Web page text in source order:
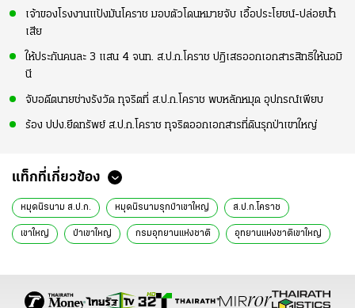
เจ้าของโรงงานแป้งมันโคราช มอบตัวโดนหมายจับ เอื้อประโยชน์-ปล่อยน้ำ
เสีย
ให้ประกันคนละ 3 แสน 4 จนท. ส.ป.ก.โคราช ปฏิเสธออกเอกสารสิทธิให้นอมิ
นี
จับอดีตนายช่างรังวัด ทุจริตที่ ส.ป.ก.โคราช พบหลักหมุด อุปกรณ์เพียบ
ร้อง ปปง.ยึดทรัพย์ ส.ป.ก.โคราช ทุจริตออกเอกสารที่ดินรุกป่าเขาใหญ่
แท็กที่เกี่ยวข้อง
หมุดนิรนาม ส.ป.ก. หมุดนิรนามรุกป่าเขาใหญ่ ส.ป.ก.โคราช
เขาใหญ่ ป่าเขาใหญ่ กรมอุทยานแห่งชาติ อุทยานแห่งชาติเขาใหญ่